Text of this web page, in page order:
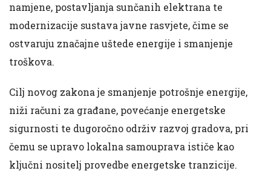
namjene, postavljanja sunčanih elektrana te
modernizacije sustava javne rasvjete, čime se
ostvaruju značajne uštede energije i smanjenje
troškova.
Cilj novog zakona je smanjenje potrošnje energije,
niži računi za građane, povećanje energetske
sigurnosti te dugoročno održiv razvoj gradova, pri
čemu se upravo lokalna samouprava ističe kao
ključni nositelj provedbe energetske tranzicije.